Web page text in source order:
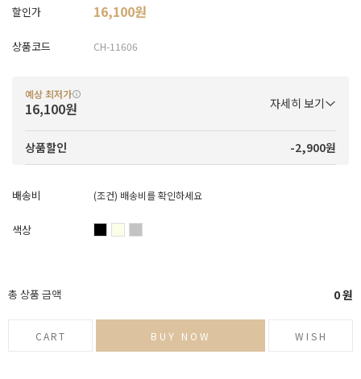
할인가 16,100원
상품코드 CH-11606
예상 최저가
16,100원 자세히 보기
상품할인 -2,900원
배송비 (조건) 배송비를 확인하세요
색상
총 상품 금액 0원
CART BUY NOW WISH